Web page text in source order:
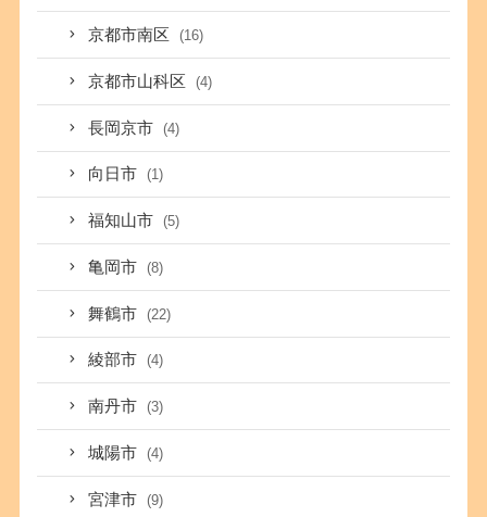
京都市南区 (16)
京都市山科区 (4)
長岡京市 (4)
向日市 (1)
福知山市 (5)
亀岡市 (8)
舞鶴市 (22)
綾部市 (4)
南丹市 (3)
城陽市 (4)
宮津市 (9)